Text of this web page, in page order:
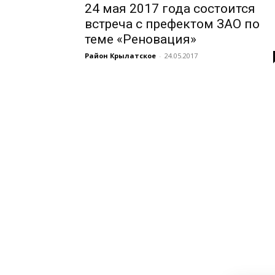
24 мая 2017 года состоится
встреча с префектом ЗАО по
теме «Реновация»
Район Крылатское - 24.05.2017